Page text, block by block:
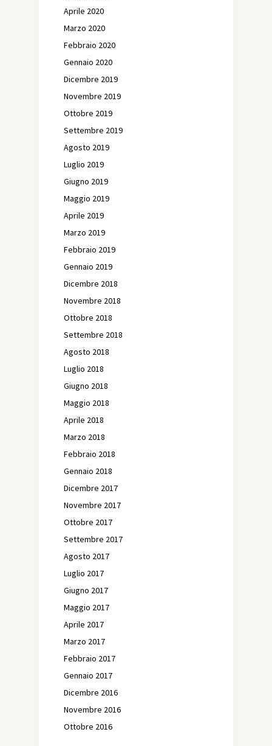
Aprile 2020
Marzo 2020
Febbraio 2020
Gennaio 2020
Dicembre 2019
Novembre 2019
Ottobre 2019
Settembre 2019
Agosto 2019
Luglio 2019
Giugno 2019
Maggio 2019
Aprile 2019
Marzo 2019
Febbraio 2019
Gennaio 2019
Dicembre 2018
Novembre 2018
Ottobre 2018
Settembre 2018
Agosto 2018
Luglio 2018
Giugno 2018
Maggio 2018
Aprile 2018
Marzo 2018
Febbraio 2018
Gennaio 2018
Dicembre 2017
Novembre 2017
Ottobre 2017
Settembre 2017
Agosto 2017
Luglio 2017
Giugno 2017
Maggio 2017
Aprile 2017
Marzo 2017
Febbraio 2017
Gennaio 2017
Dicembre 2016
Novembre 2016
Ottobre 2016